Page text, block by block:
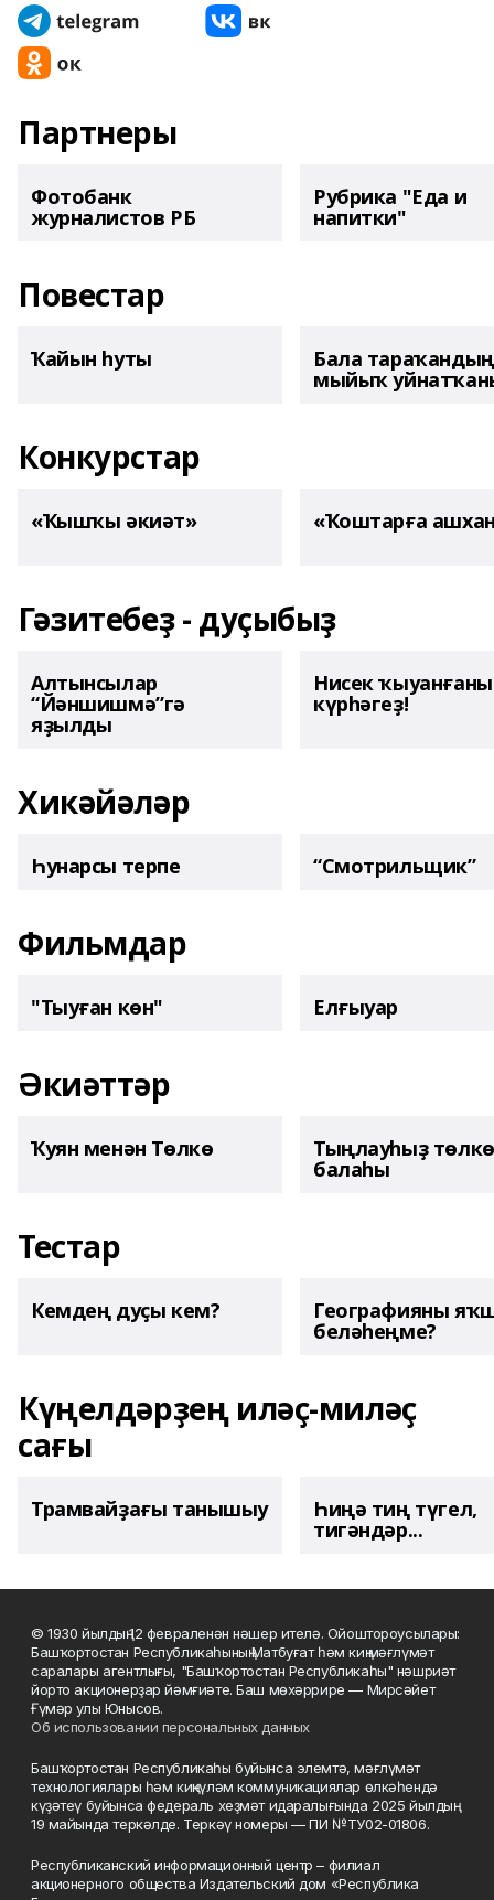
Партнеры
Фотобанк
журналистов РБ
Рубрика "Еда и
напитки"
Повестар
Ҡайын һуты Бала тараҡандың
мыйыҡ
Конкурстар
«Ҡышҡы әкиәт» «Ҡоштарға
Гәзитебеҙ - дуҫыбыҙ
Алтынсылар
“Йәншишмә”гә
яҙылды
Нисек
күрһәгеҙ!
Хикәйәләр
Һунарсы терпе “Смотрильщик”
Фильмдар
"Тыуған көн" Елғыуар
Әкиәттәр
Ҡуян менән Төлкө Тыңлауһыҙ төлкө
балаһы
Тестар
Кемдең дуҫы кем? Географияны
беләһеңме?
Күңелдәрҙең иләҫ-миләҫ
сағы
Трамвайҙағы танышыу Һиңә тиң түгел,
тигәндәр...
© 1930 йылдың 12 февраленән нәшер ителә. Ойоштороусылары:
Башҡортостан Республикаһының Матбуғат һәм киң мәғлүмәт
саралары агентлығы, "Башҡортостан Республикаһы" нәшриәт
йорто акционерҙар йәмғиәте. Баш мөхәррире — Мирсәйет
Ғүмәр улы Юнысов.
Об использовании персональных данных
Башҡортостан Республикаһы буйынса элемтә, мәғлүмәт
технологиялары һәм киңкүләм коммуникациялар өлкәһендә
күҙәтеү буйынса федераль хеҙмәт идаралығында 2025 йылдың
19 майында теркәлде. Теркәү номеры — ПИ №ТУ02-01806.
Республиканский информационный центр – филиал
акционерного общества Издательский дом «Республика